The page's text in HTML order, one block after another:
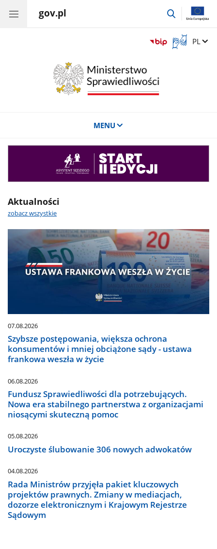
gov.pl
przejdź
Otwórz
okno
Zmień
PL
MENU
Aktualności
zobacz wszystkie
07.08.2026
Szybsze postępowania, większa ochrona
konsumentów i mniej obciążone sądy - ustawa
frankowa weszła w życie
06.08.2026
Fundusz Sprawiedliwości dla potrzebujących.
Nowa era stabilnego partnerstwa z organizacjami
niosącymi skuteczną pomoc
05.08.2026
Uroczyste ślubowanie 306 nowych adwokatów
04.08.2026
Rada Ministrów przyjęła pakiet kluczowych
projektów prawnych. Zmiany w mediacjach,
dozorze elektronicznym i Krajowym Rejestrze
Sądowym